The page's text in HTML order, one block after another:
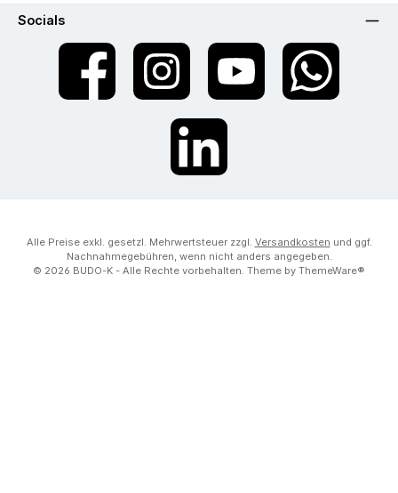
Socials
Facebook Instagram YouTube WhatsApp
LinkedIn
Alle Preise exkl. gesetzl. Mehrwertsteuer zzgl. Versandkosten und ggf.
Nachnahmegebühren, wenn nicht anders angegeben.
© 2026 BUDO-K - Alle Rechte vorbehalten. Theme by ThemeWare®